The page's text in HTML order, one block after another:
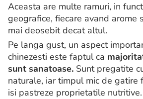
Aceasta are multe ramuri, in
geografice, fiecare avand arome
mai deosebit decat altul.
Pe langa gust, un aspect
chinezesti este faptul ca
sunt sanatoase. Sunt pregatite
naturale, iar timpul mic de gatire
isi pastreze proprietatile nutritive.